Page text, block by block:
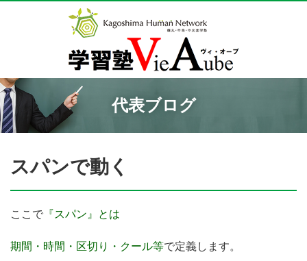
代表ブログ
スパンで動く
ここで 『スパン』とは
期間・時間・区切り・クール等で定義します。